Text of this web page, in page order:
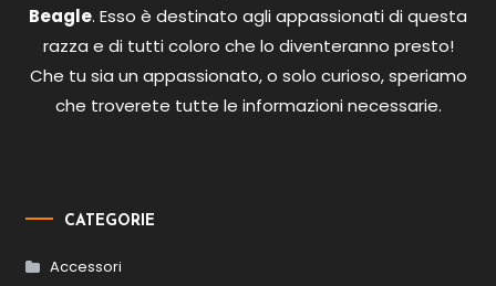
Beagle. Esso è destinato agli appassionati di questa
razza e di tutti coloro che lo diventeranno presto!
Che tu sia un appassionato, o solo curioso, speriamo
che troverete tutte le informazioni necessarie.
CATEGORIE
Accessori